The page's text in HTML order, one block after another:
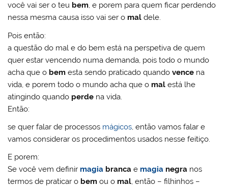
você vai ser o teu bem, e porem para quem ficar perdendo
nessa mesma causa isso vai ser o mal dele.
Pois então:
a questão do mal e do bem está na perspetiva de quem
quer estar vencendo numa demanda, pois todo o mundo
acha que o bem esta sendo praticado quandovence na
vida, e porem todo o mundo acha que o mal está lhe
atingindo quando perde na vida.
Então:
se quer falar de processos mágicos, então vamos falar e
vamos considerar os procedimentos usados nesse feitiço.
E porem:
Se você vem definir magia branca e magia negra nos
termos de praticar o bem ou o mal, então – filhinhos –